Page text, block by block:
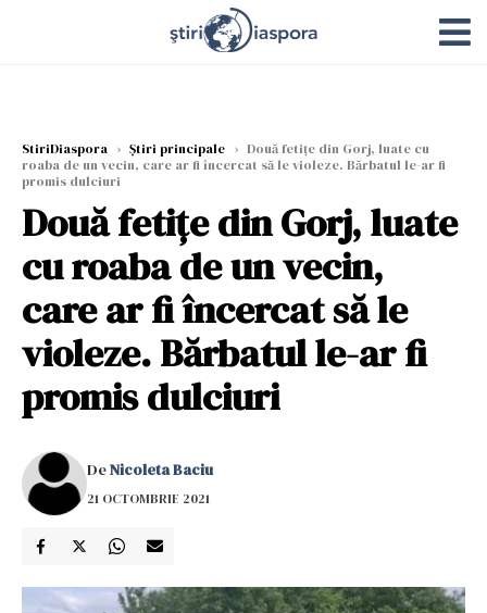
StiriDiaspora › Știri principale › Două fetiţe din Gorj, luate cu
roaba de un vecin, care ar fi încercat să le violeze. Bărbatul le-ar fi
promis dulciuri
Două fetiţe din Gorj, luate
cu roaba de un vecin,
care ar fi încercat să le
violeze. Bărbatul le-ar fi
promis dulciuri
DeNicoleta Baciu
21 OCTOMBRIE 2021